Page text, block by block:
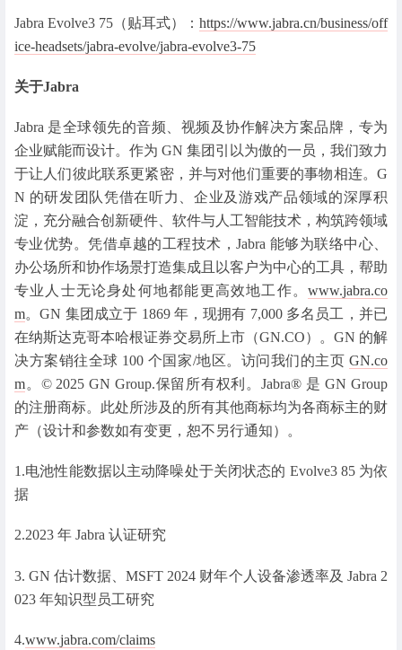
Jabra Evolve3 75（贴耳式）： https://www.jabra.cn/business/off
ice-headsets/jabra-evolve/jabra-evolve3-75
关于Jabra
Jabra 是全球领先的音频、视频及协作解决方案品牌，专为
企业赋能而设计。作为 GN 集团引以为傲的一员，我们致力
于让人们彼此联系更紧密，并与对他们重要的事物相连。G
N 的研发团队凭借在听力、企业及游戏产品领域的深厚积
淀，充分融合创新硬件、软件与人工智能技术，构筑跨领域
专业优势。凭借卓越的工程技术，Jabra 能够为联络中心、
办公场所和协作场景打造集成且以客户为中心的工具，帮助
专业人士无论身处何地都能更高效地工作。 www.jabra.co
m。GN 集团成立于 1869 年，现拥有 7,000 多名员工，并已
在纳斯达克哥本哈根证券交易所上市（GN.CO）。GN 的解
决方案销往全球 100 个国家/地区。访问我们的主页 GN.co
m。© 2025 GN Group.保留所有权利。Jabra® 是 GN Group
的注册商标。此处所涉及的所有其他商标均为各商标主的财
产（设计和参数如有变更，恕不另行通知）。
1.电池性能数据以主动降噪处于关闭状态的 Evolve3 85 为依
据
2.2023 年 Jabra 认证研究
3. GN 估计数据、MSFT 2024 财年个人设备渗透率及 Jabra 2
023 年知识型员工研究
4.www.jabra.com/claims